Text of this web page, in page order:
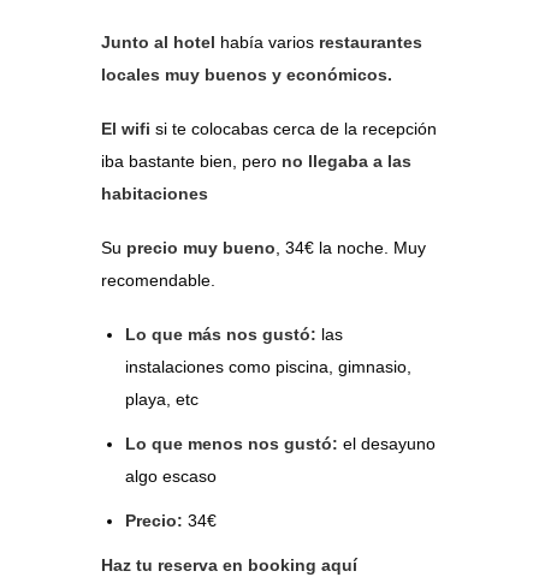
Junto al hotel había varios restaurantes
locales muy buenos y económicos.
El wifi si te colocabas cerca de la recepción
iba bastante bien, pero no llegaba a las
habitaciones
Su precio muy bueno, 34€ la noche. Muy
recomendable.
Lo que más nos gustó: las
instalaciones como piscina, gimnasio,
playa, etc
Lo que menos nos gustó: el desayuno
algo escaso
Precio: 34€
Haz tu reserva en booking aquí